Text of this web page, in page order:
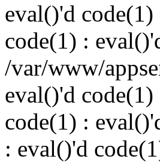
eval()'d
code(1) :
/var/www/
eval()'d
code(1) :
: eval()'d